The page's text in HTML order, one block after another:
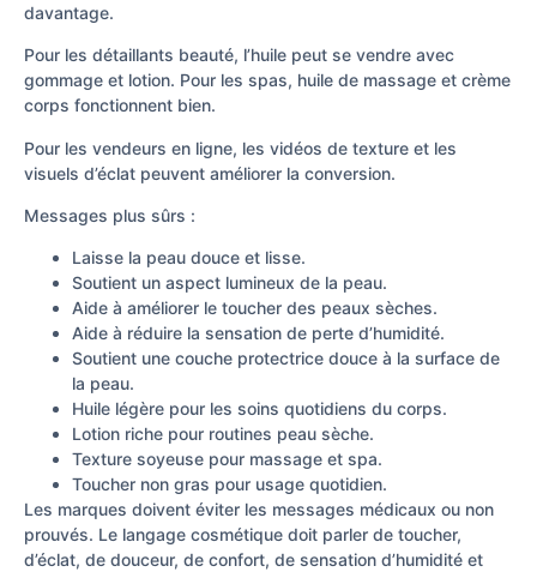
davantage.
Pour les détaillants beauté, l’huile peut se vendre avec
gommage et lotion. Pour les spas, huile de massage et crème
corps fonctionnent bien.
Pour les vendeurs en ligne, les vidéos de texture et les
visuels d’éclat peuvent améliorer la conversion.
Messages plus sûrs :
Laisse la peau douce et lisse.
Soutient un aspect lumineux de la peau.
Aide à améliorer le toucher des peaux sèches.
Aide à réduire la sensation de perte d’humidité.
Soutient une couche protectrice douce à la surface de
la peau.
Huile légère pour les soins quotidiens du corps.
Lotion riche pour routines peau sèche.
Texture soyeuse pour massage et spa.
Toucher non gras pour usage quotidien.
Les marques doivent éviter les messages médicaux ou non
prouvés. Le langage cosmétique doit parler de toucher,
d’éclat, de douceur, de confort, de sensation d’humidité et